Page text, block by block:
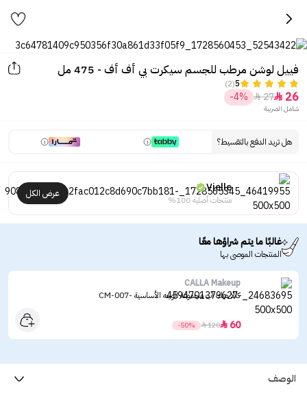
فييل لوشن مرطب للجسم سيكرت بي أف أف - 475 مل
5
(2)
26

27

-4%
شامل الضريبة
هل تريد الدفع بالتقسيط؟
Vielle
منتجات أصلية 100%
عرض الكل
غالبًا ما يتم شراؤها معًا
المنتجات الموصى بها
CALLA Makeup
كالا ميك اب مجموعة الوجه الأساسية -CM-007
60

120

-50%
الوصف